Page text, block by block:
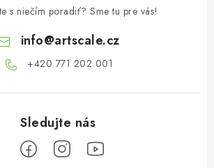
s niečím poradiť? Sme tu pre vás!
info@artscale.cz
+420 771 202 001​